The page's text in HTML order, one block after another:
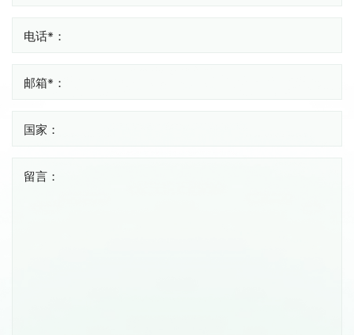
电话*：
邮箱*：
国家：
留言：